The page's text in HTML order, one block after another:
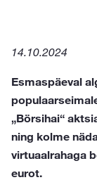
14.10.2024
Esmaspäeval
„Börsihai“
ning kolme
virtuaalrahaga
eurot.